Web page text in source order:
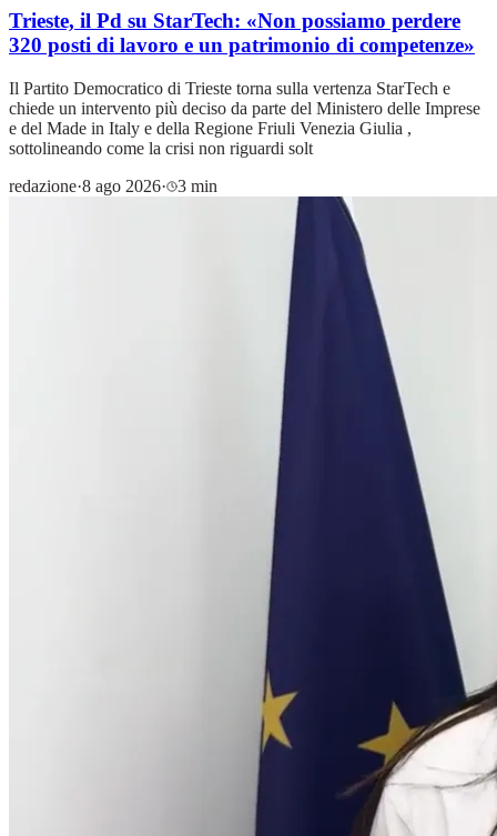
Trieste, il Pd su StarTech: «Non possiamo perdere
320 posti di lavoro e un patrimonio di competenze»
Il Partito Democratico di Trieste torna sulla vertenza StarTech e
chiede un intervento più deciso da parte del Ministero delle Imprese
e del Made in Italy e della Regione Friuli Venezia Giulia ,
sottolineando come la crisi non riguardi solt
redazione·8 ago 2026· 3 min